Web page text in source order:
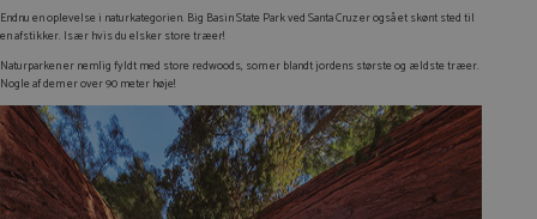
Endnu en oplevelse i naturkategorien. Big Basin State Park ved Santa Cruz er også et skønt sted til
en afstikker. Især hvis du elsker store træer!
Naturparken er nemlig fyldt med store redwoods, som er blandt jordens største og ældste træer.
Nogle af dem er over 90 meter høje!